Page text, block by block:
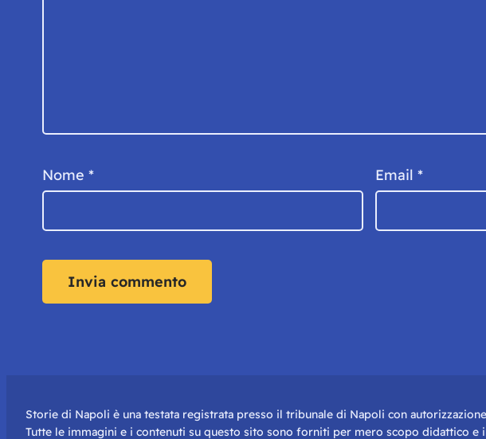
Nome * Email *
Storie di Napoli è una testata registrata presso il tribunale di Napoli con
Tutte le immagini e i contenuti su questo sito sono forniti per mero scopo didattico e